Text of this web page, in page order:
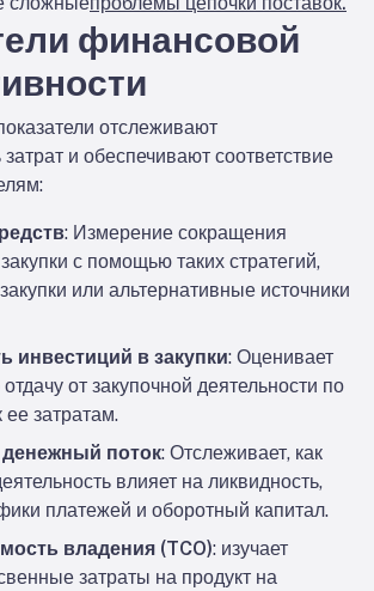
финансовой
отслеживают
и обеспечивают соответствие
: Измерение сокращения
с помощью таких стратегий,
или альтернативные источники
инвестиций в закупки: Оценивает
от закупочной деятельности по
затратам.
поток: Отслеживает, как
влияет на ликвидность,
платежей и оборотный капитал.
владения (TCO): изучает
затраты на продукт на